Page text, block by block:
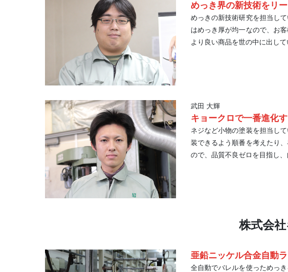
めっき界の新技術をリ
めっきの新技術研究を担当し
はめっき厚が均一なので、お
より良い商品を世の中に出し
武田 大輝
キョークロで一番進化
ネジなど小物の塗装を担当し
装できるよう順番を考えたり
ので、品質不良ゼロを目指し
株式会
亜鉛ニッケル合金自動
全自動でバレルを使っためっ